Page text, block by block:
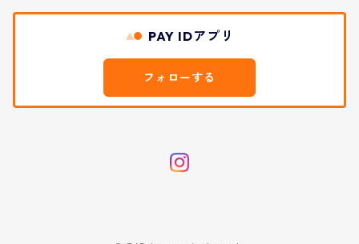
PAY IDアプリ
フォローする